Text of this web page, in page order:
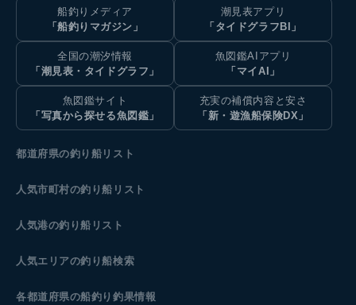
船釣りメディア
「船釣りマガジン」
潮見表アプリ
「タイドグラフBI」
全国の潮汐情報
「潮見表・タイドグラフ」
魚図鑑AIアプリ
「マイAI」
魚図鑑サイト
「写真から探せる魚図鑑」
充実の補償内容と安さ
「新・遊漁船保険DX」
都道府県の釣り船リスト
人気市町村の釣り船リスト
人気港の釣り船リスト
人気エリアの釣り船検索
各都道府県の船釣り釣果情報